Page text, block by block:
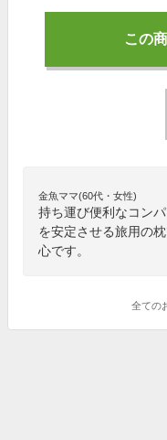
この
金魚ママ(60代・女性)
持ち運び便利なコン
を安定させる旅用の
心です。
全ての